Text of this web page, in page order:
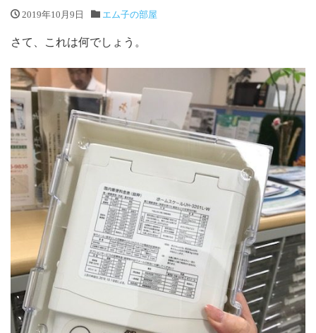
2019年10月9日 エム子の部屋
さて、これは何でしょう。